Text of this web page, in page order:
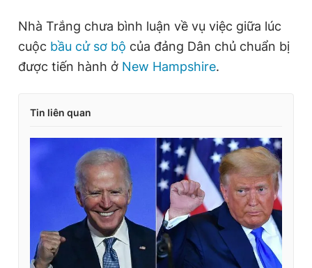
i
m
e
Nhà Trắng chưa bình luận về vụ việc giữa lúc
cuộc bầu cử sơ bộ của đảng Dân chủ chuẩn bị
được tiến hành ở New Hampshire.
Tin liên quan